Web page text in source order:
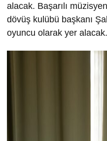
alacak. Başarılı
dövüş kulübü başkanı
oyuncu olarak yer alacak.